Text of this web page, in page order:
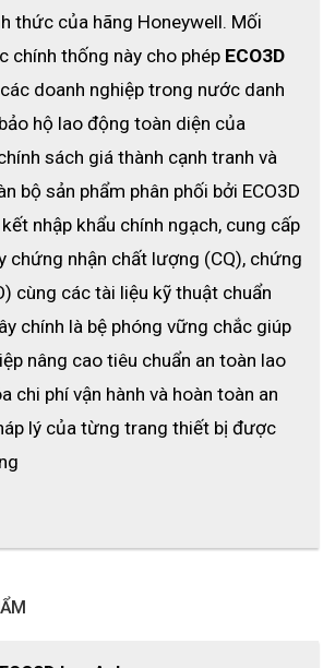
thức của hãng Honeywell. Mối
chính thống này cho phép ECO3D
doanh nghiệp trong nước danh
hộ lao động toàn diện của
sách giá thành cạnh tranh và
bộ sản phẩm phân phối bởi ECO3D
nhập khẩu chính ngạch, cung cấp
chứng nhận chất lượng (CQ), chứng
cùng các tài liệu kỹ thuật chuẩn
chính là bệ phóng vững chắc giúp
nâng cao tiêu chuẩn an toàn lao
chi phí vận hành và hoàn toàn an
lý của từng trang thiết bị được